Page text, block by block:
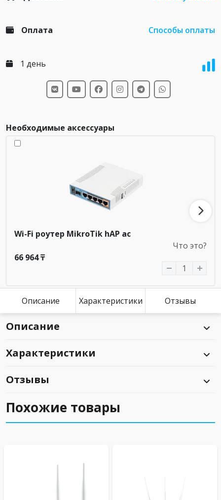
Оплата Способы оплаты
1 день
Необходимые аксессуары
Wi-Fi роутер MikroTik hAP ac
Что это?
66 964 ₸
Описание Характеристики Отзывы
Описание
Характеристики
Отзывы
Похожие товары